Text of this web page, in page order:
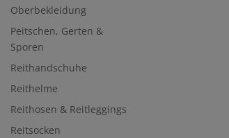
Oberbekleidung
Peitschen, Gerten &
Sporen
Reithandschuhe
Reithelme
Reithosen & Reitleggings
Reitsocken